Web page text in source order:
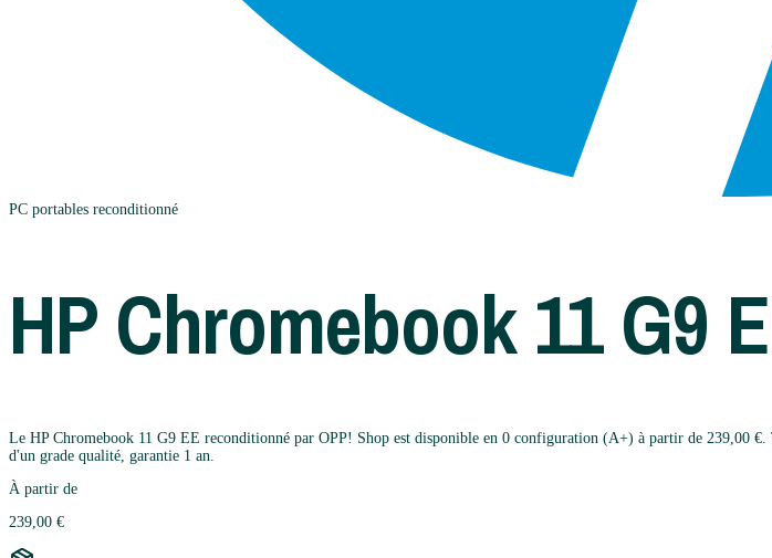
PC portables reconditionné
HPChromebook 11 G9
Le HP Chromebook 11 G9 EE reconditionné par OPP! Shop est disponible en 0 configuration (A+) à partir de 239,00
d'un grade qualité, garantie 1 an.
À partir de
239,00 €